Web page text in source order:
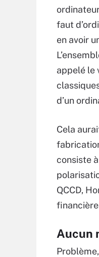
faut
en avoir
appelé le
d’un
Cela
consiste
QCCD,
Aucun